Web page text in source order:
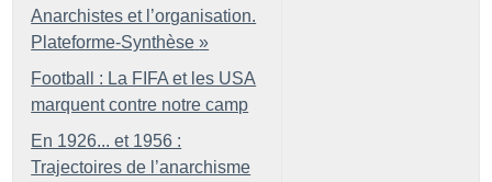
Anarchistes et l’organisation.
Plateforme-Synthèse »
Football : La FIFA et les USA
marquent contre notre camp
En 1926... et 1956 :
Trajectoires de l’anarchisme